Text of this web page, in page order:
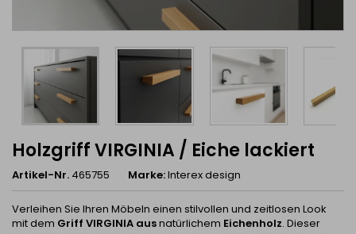
Holzgriff VIRGINIA / Eiche lackiert
Artikel-Nr. 465755 Marke:Interex design
Verleihen Sie Ihren Möbeln einen stilvollen und zeitlosen Look
mit dem Griff VIRGINIA ausnatürlichem Eichenholz. Dieser